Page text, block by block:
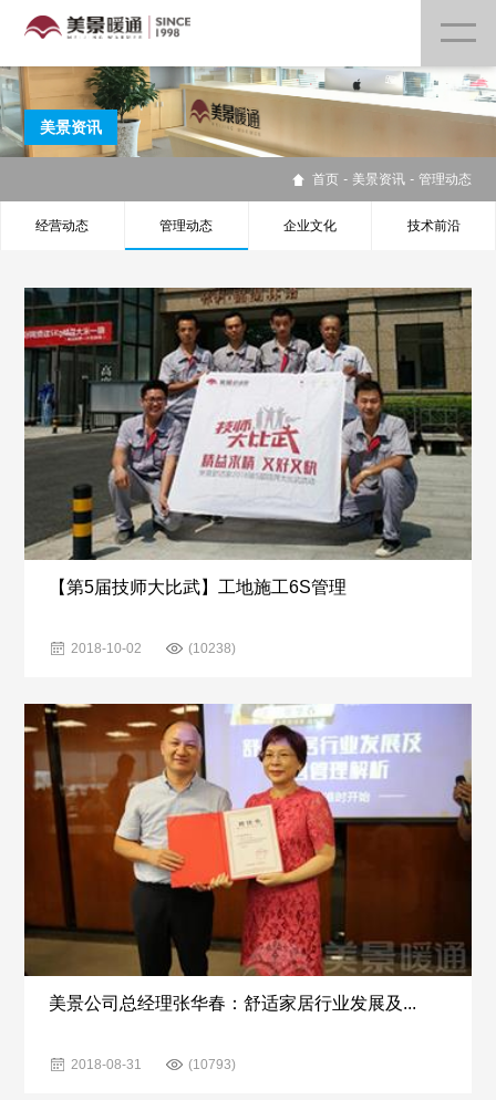
美景资讯
首页 - 美景资讯 - 管理动态
经营动态 管理动态 企业文化 技术前沿
【第5届技师大比武】工地施工6S管理
2018-10-02 (10238)
美景公司总经理张华春：舒适家居行业发展及...
2018-08-31 (10793)